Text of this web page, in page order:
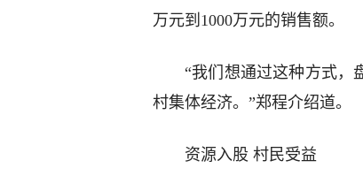
万元到1000万元的销售额。
“我们想通过这种方式，
村集体经济。”郑程介绍道。
资源入股 村民受益